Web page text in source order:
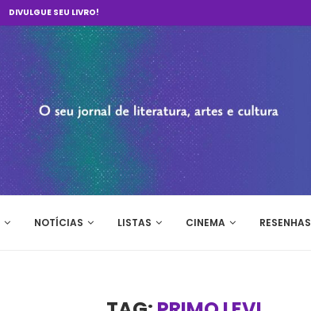
DIVULGUE SEU LIVRO!
NOTÍCIAS LISTAS CINEMA RESENHAS